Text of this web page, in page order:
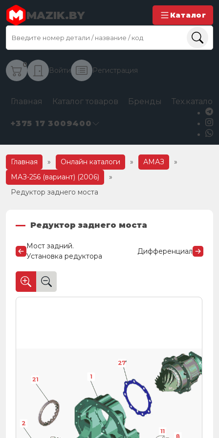
MAZIK.BY Каталог
0
Войти Регистрация
Главная Каталог товаров Бренды
+375 17 3009400
Главная » Онлайн каталоги » АМАЗ
»
МАЗ-256 (вариант) (2006)
»
Редуктор заднего моста
Редуктор заднего моста
Мост задний.
Установка редуктора
Дифференциал
21
27
27
27
27
27
27
27
1
11
8
2